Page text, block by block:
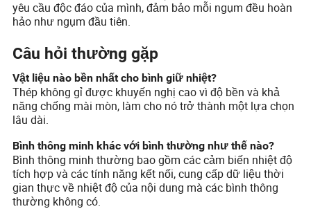
yêu cầu độc đáo của mình, đảm bảo mỗi ngụm đều hoàn
hảo như ngụm đầu tiên.
Câu hỏi thường gặp
Vật liệu nào bền nhất cho bình giữ nhiệt?
Thép không gỉ được khuyến nghị cao vì độ bền và khả
năng chống mài mòn, làm cho nó trở thành một lựa chọn
lâu dài.
Bình thông minh khác với bình thường như thế nào?
Bình thông minh thường bao gồm các cảm biến nhiệt độ
tích hợp và các tính năng kết nối, cung cấp dữ liệu thời
gian thực về nhiệt độ của nội dung mà các bình thông
thường không có.